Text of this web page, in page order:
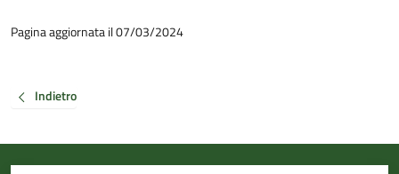
Pagina aggiornata il 07/03/2024
Indietro